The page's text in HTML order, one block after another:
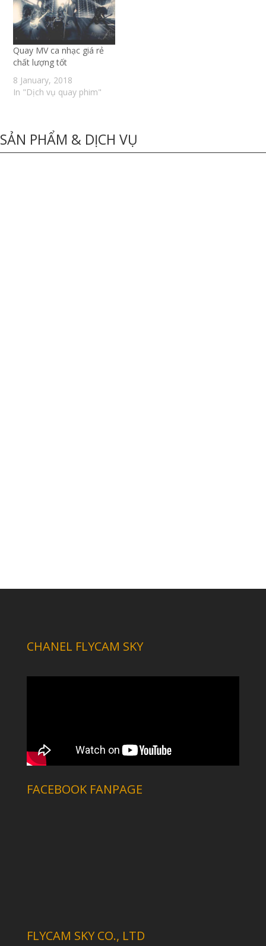
Quay MV ca nhạc giá rẻ
chất lượng tốt
8 January, 2018
In "Dịch vụ quay phim"
SẢN PHẨM & DỊCH VỤ
CHANEL FLYCAM SKY
FACEBOOK FANPAGE
FLYCAM SKY CO., LTD